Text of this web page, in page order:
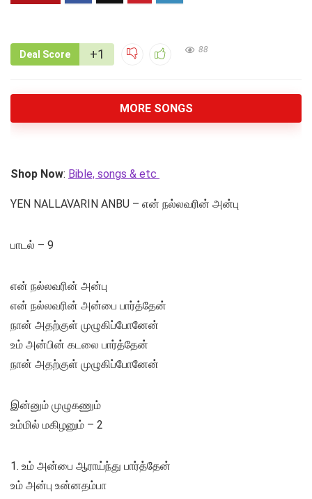
Deal Score +1 88
MORE SONGS
Shop Now: Bible, songs & etc
YEN NALLAVARIN ANBU – என் நல்லவரின் அன்பு
பாடல் – 9
என் நல்லவரின் அன்பு
என் நல்லவரின் அன்பை பார்த்தேன்
நான் அதற்குள் முழுகிப்போனேன்
உம் அன்பின் கடலை பார்த்தேன்
நான் அதற்குள் முழுகிப்போனேன்
இன்னும் முழுகணும்
உம்மில் மகிழனும் – 2
1. உம் அன்பை ஆராய்ந்து பார்த்தேன்
உம் அன்பு உன்னதம்பா